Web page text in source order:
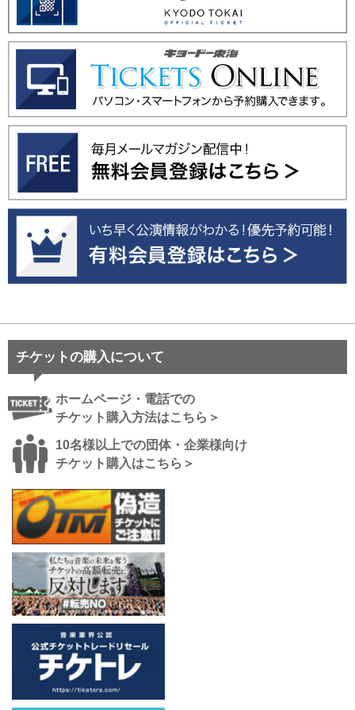
チケットの購入について
ホームページ・電話での
チケット購入方法はこちら＞
10名様以上での団体・企業様向け
チケット購入はこちら＞